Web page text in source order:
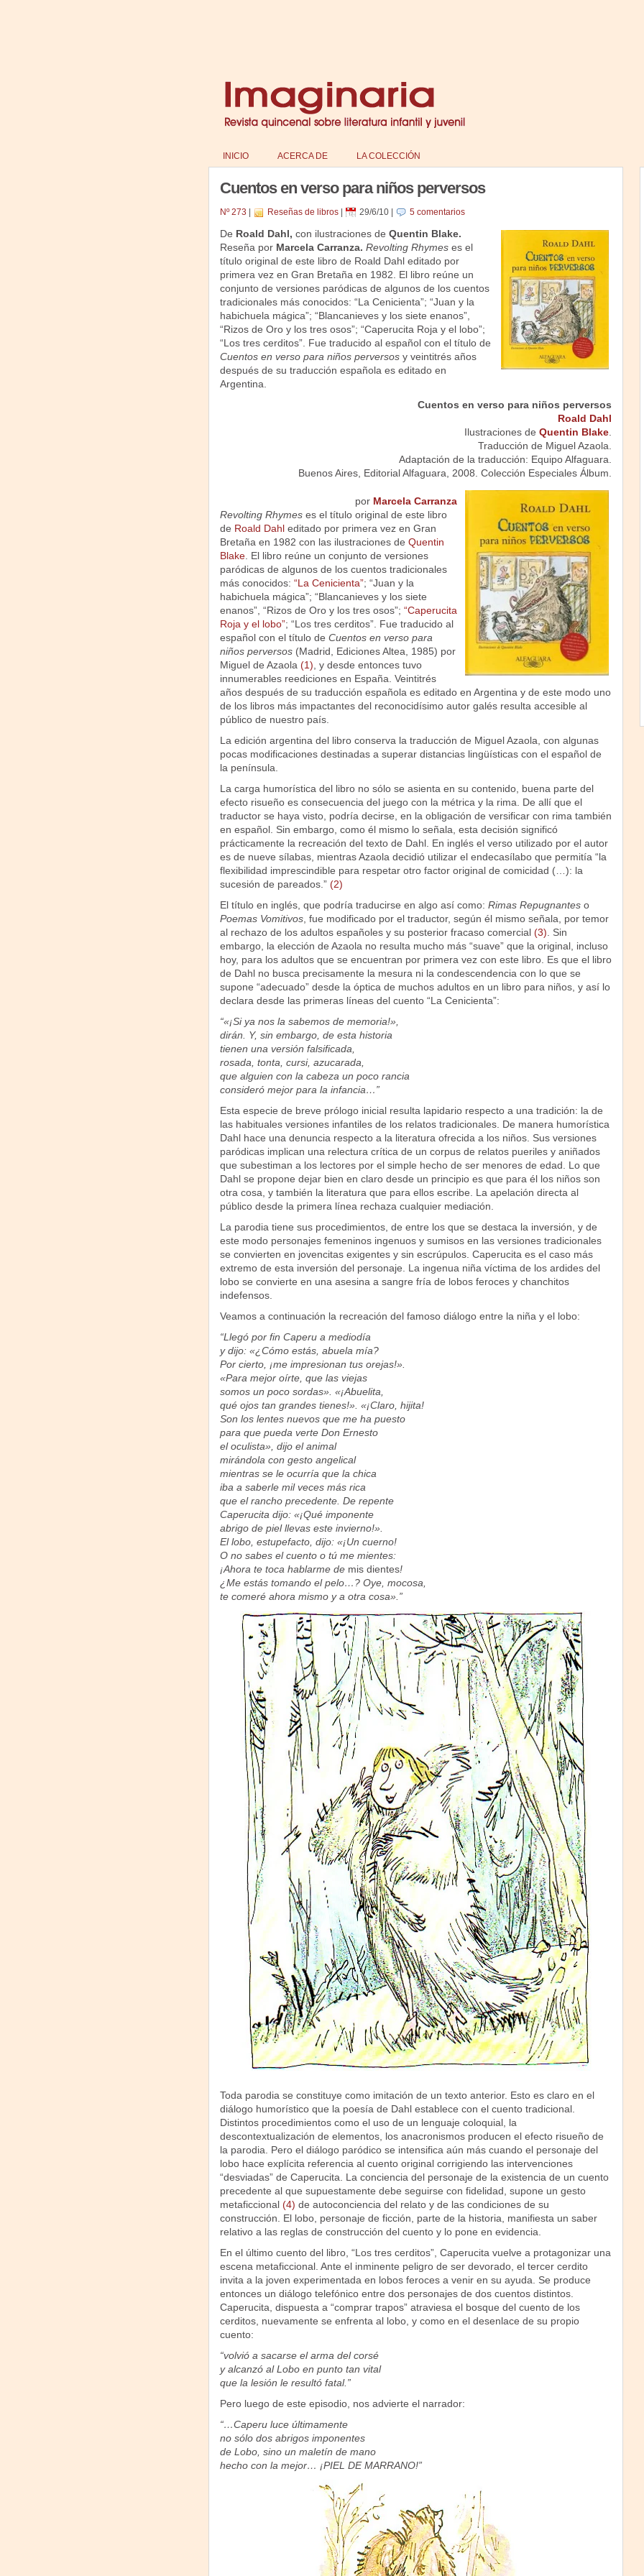
INICIO ACERCA DE LA COLECCIÓN
Cuentos en verso para niños perversos
Nº 273 Reseñas de libros| 29/6/10| 5 comentarios
De Roald Dahl, con ilustraciones de Quentin Blake.
Reseña por Marcela Carranza. Revolting Rhymeses el
título original de este libro de Roald Dahl editado por
primera vez en Gran Bretaña en 1982. El libro reúne un
conjunto de versiones paródicas de algunos de los cuentos
tradicionales más conocidos: “La Cenicienta”; “Juan y la
habichuela mágica”; “Blancanieves y los siete enanos”,
“Rizos de Oro y los tres osos”; “Caperucita Roja y el lobo”;
“Los tres cerditos”. Fue traducido al español con el título de
Cuentos en verso para niños perversosy veintitrés años
después de su traducción española es editado en
Argentina.
Cuentos en verso para niños perversos
Roald Dahl
Ilustraciones de Quentin Blake.
Traducción de Miguel Azaola.
Adaptación de la traducción: Equipo Alfaguara.
Buenos Aires, Editorial Alfaguara, 2008. Colección Especiales Álbum.
por Marcela Carranza
Revolting Rhymeses el título original de este libro
de Roald Dahleditado por primera vez en Gran
Bretaña en 1982 con las ilustraciones de Quentin
Blake. El libro reúne un conjunto de versiones
paródicas de algunos de los cuentos tradicionales
más conocidos: “La Cenicienta”; “Juan y la
habichuela mágica”; “Blancanieves y los siete
enanos”, “Rizos de Oro y los tres osos”; “Caperucita
Roja y el lobo”; “Los tres cerditos”. Fue traducido al
español con el título de Cuentos en verso para
niños perversos(Madrid, Ediciones Altea, 1985) por
Miguel de Azaola (1) , y desde entonces tuvo
innumerables reediciones en España. Veintitrés
años después de su traducción española es editado en Argentina y de este modo uno
de los libros más impactantes del reconocidísimo autor galés resulta accesible al
público de nuestro país.
La edición argentina del libro conserva la traducción de Miguel Azaola, con algunas
pocas modificaciones destinadas a superar distancias lingüísticas con el español de
la península.
La carga humorística del libro no sólo se asienta en su contenido, buena parte del
efecto risueño es consecuencia del juego con la métrica y la rima. De allí que el
traductor se haya visto, podría decirse, en la obligación de versificar con rima también
en español. Sin embargo, como él mismo lo señala, esta decisión significó
prácticamente la recreación del texto de Dahl. En inglés el verso utilizado por el autor
es de nueve sílabas, mientras Azaola decidió utilizar el endecasílabo que permitía “la
flexibilidad imprescindible para respetar otro factor original de comicidad (…): la
sucesión de pareados.” (2)
El título en inglés, que podría traducirse en algo así como: Rimas Repugnanteso
Poemas Vomitivos, fue modificado por el traductor, según él mismo señala, por temor
al rechazo de los adultos españoles y su posterior fracaso comercial (3) . Sin
embargo, la elección de Azaola no resulta mucho más “suave” que la original, incluso
hoy, para los adultos que se encuentran por primera vez con este libro. Es que el libro
de Dahl no busca precisamente la mesura ni la condescendencia con lo que se
supone “adecuado” desde la óptica de muchos adultos en un libro para niños, y así lo
declara desde las primeras líneas del cuento “La Cenicienta”:
“«¡Si ya nos la sabemos de memoria!»,
dirán. Y, sin embargo, de esta historia
tienen una versión falsificada,
rosada, tonta, cursi, azucarada,
que alguien con la cabeza un poco rancia
consideró mejor para la infancia…”
Esta especie de breve prólogo inicial resulta lapidario respecto a una tradición: la de
las habituales versiones infantiles de los relatos tradicionales. De manera humorística
Dahl hace una denuncia respecto a la literatura ofrecida a los niños. Sus versiones
paródicas implican una relectura crítica de un corpus de relatos pueriles y aniñados
que subestiman a los lectores por el simple hecho de ser menores de edad. Lo que
Dahl se propone dejar bien en claro desde un principio es que para él los niños son
otra cosa, y también la literatura que para ellos escribe. La apelación directa al
público desde la primera línea rechaza cualquier mediación.
La parodia tiene sus procedimientos, de entre los que se destaca la inversión, y de
este modo personajes femeninos ingenuos y sumisos en las versiones tradicionales
se convierten en jovencitas exigentes y sin escrúpulos. Caperucita es el caso más
extremo de esta inversión del personaje. La ingenua niña víctima de los ardides del
lobo se convierte en una asesina a sangre fría de lobos feroces y chanchitos
indefensos.
Veamos a continuación la recreación del famoso diálogo entre la niña y el lobo:
“Llegó por fin Caperu a mediodía
y dijo: «¿Cómo estás, abuela mía?
Por cierto, ¡me impresionan tus orejas!».
«Para mejor oírte, que las viejas
somos un poco sordas». «¡Abuelita,
qué ojos tan grandes tienes!». «¡Claro, hijita!
Son los lentes nuevos que me ha puesto
para que pueda verte Don Ernesto
el oculista», dijo el animal
mirándola con gesto angelical
mientras se le ocurría que la chica
iba a saberle mil veces más rica
que el rancho precedente. De repente
Caperucita dijo: «¡Qué imponente
abrigo de piel llevas este invierno!».
El lobo, estupefacto, dijo: «¡Un cuerno!
O no sabes el cuento o tú me mientes:
¡Ahora te toca hablarme de mis dientes!
¿Me estás tomando el pelo…? Oye, mocosa,
te comeré ahora mismo y a otra cosa».”
Toda parodia se constituye como imitación de un texto anterior. Esto es claro en el
diálogo humorístico que la poesía de Dahl establece con el cuento tradicional.
Distintos procedimientos como el uso de un lenguaje coloquial, la
descontextualización de elementos, los anacronismos producen el efecto risueño de
la parodia. Pero el diálogo paródico se intensifica aún más cuando el personaje del
lobo hace explícita referencia al cuento original corrigiendo las intervenciones
“desviadas” de Caperucita. La conciencia del personaje de la existencia de un cuento
precedente al que supuestamente debe seguirse con fidelidad, supone un gesto
metaficcional (4) de autoconciencia del relato y de las condiciones de su
construcción. El lobo, personaje de ficción, parte de la historia, manifiesta un saber
relativo a las reglas de construcción del cuento y lo pone en evidencia.
En el último cuento del libro, “Los tres cerditos”, Caperucita vuelve a protagonizar una
escena metaficcional. Ante el inminente peligro de ser devorado, el tercer cerdito
invita a la joven experimentada en lobos feroces a venir en su ayuda. Se produce
entonces un diálogo telefónico entre dos personajes de dos cuentos distintos.
Caperucita, dispuesta a “comprar trapos” atraviesa el bosque del cuento de los
cerditos, nuevamente se enfrenta al lobo, y como en el desenlace de su propio
cuento:
“volvió a sacarse el arma del corsé
y alcanzó al Lobo en punto tan vital
que la lesión le resultó fatal.”
Pero luego de este episodio, nos advierte el narrador:
“…Caperu luce últimamente
no sólo dos abrigos imponentes
de Lobo, sino un maletín de mano
hecho con la mejor… ¡PIEL DE MARRANO!”